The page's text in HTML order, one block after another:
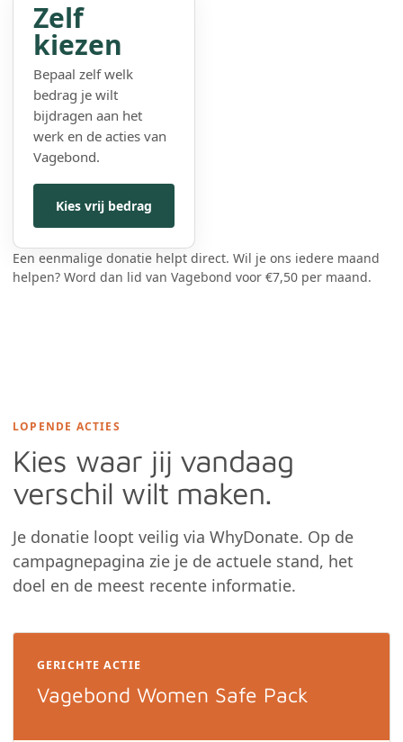
Zelf
kiezen
Bepaal zelf welk
bedrag je wilt
bijdragen aan het
werk en de acties van
Vagebond.
Kies vrij bedrag
Een eenmalige donatie helpt direct. Wil je ons iedere maand
helpen? Word dan lid van Vagebond voor €7,50 per maand.
LOPENDE ACTIES
Kies waar jij vandaag
verschil wilt maken.
Je donatie loopt veilig via WhyDonate. Op de
campagnepagina zie je de actuele stand, het
doel en de meest recente informatie.
GERICHTE ACTIE
Vagebond Women Safe Pack